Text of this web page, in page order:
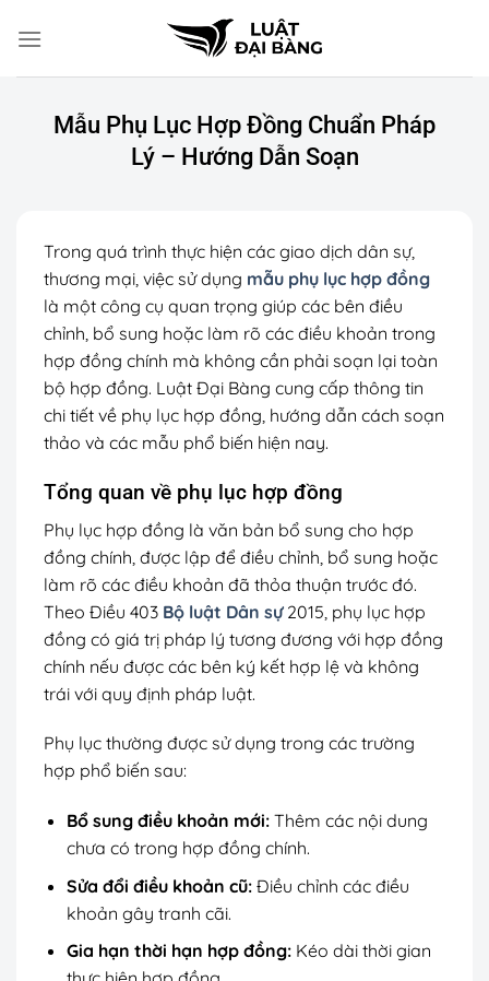
đến
Mẫu Phụ Lục Hợp Đồng Chuẩn Pháp
Lý – Hướng Dẫn Soạn
Trong quá trình thực hiện các giao dịch dân sự,
thương mại, việc sử dụng mẫu phụ lục hợp đồng
là một công cụ quan trọng giúp các bên điều
chỉnh, bổ sung hoặc làm rõ các điều khoản trong
hợp đồng chính mà không cần phải soạn lại toàn
bộ hợp đồng. Luật Đại Bàng cung cấp thông tin
chi tiết về phụ lục hợp đồng, hướng dẫn cách soạn
thảo và các mẫu phổ biến hiện nay.
Tổng quan về phụ lục hợp đồng
Phụ lục hợp đồng là văn bản bổ sung cho hợp
đồng chính, được lập để điều chỉnh, bổ sung hoặc
làm rõ các điều khoản đã thỏa thuận trước đó.
Theo Điều 403 Bộ luật Dân sự2015, phụ lục hợp
đồng có giá trị pháp lý tương đương với hợp đồng
chính nếu được các bên ký kết hợp lệ và không
trái với quy định pháp luật.
Phụ lục thường được sử dụng trong các trường
hợp phổ biến sau:
Bổ sung điều khoản mới: Thêm các nội dung
chưa có trong hợp đồng chính.
Sửa đổi điều khoản cũ:Điều chỉnh các điều
khoản gây tranh cãi.
Gia hạn thời hạn hợp đồng:Kéo dài thời gian